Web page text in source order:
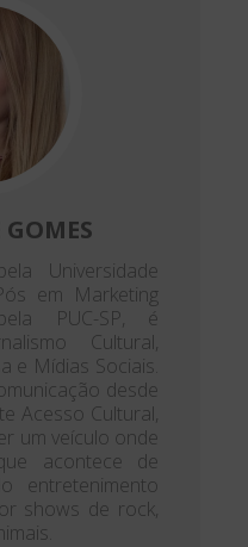
Universidade
em Marketing
PUC-SP, é
Cultural,
e Mídias Sociais.
desde
Acesso Cultural,
um veículo onde
acontece de
entretenimento
shows de rock,